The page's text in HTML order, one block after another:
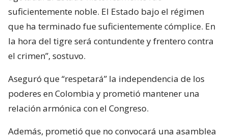
suficientemente noble. El Estado bajo el régimen
que ha terminado fue suficientemente cómplice. En
la hora del tigre será contundente y frentero contra
el crimen”, sostuvo.
Aseguró que “respetará” la independencia de los
poderes en Colombia y prometió mantener una
relación armónica con el Congreso.
Además, prometió que no convocará una asamblea